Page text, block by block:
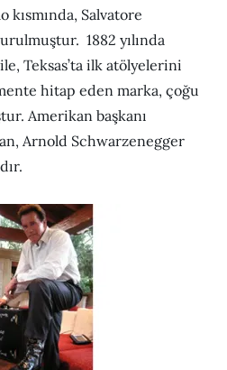
kısmında, Salvatore
1882 yılında
Teksas’ta ilk atölyelerini
hitap eden marka, çoğu
Amerikan başkanı
Arnold Schwarzenegger